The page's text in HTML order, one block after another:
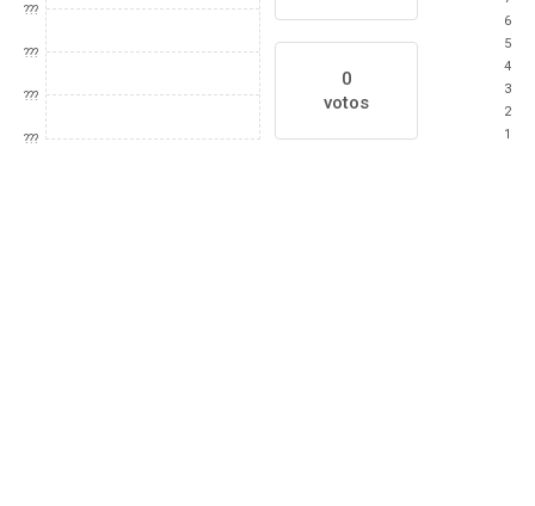
???
???
???
???
0
votos
6
5
4
3
2
1